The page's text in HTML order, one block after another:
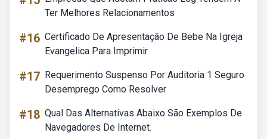
Ter Melhores Relacionamentos
#16 Certificado De Apresentação De Bebe Na Igreja
Evangelica Para Imprimir
#17 Requerimento Suspenso Por Auditoria 1 Seguro
Desemprego Como Resolver
#18 Qual Das Alternativas Abaixo São Exemplos De
Navegadores De Internet.